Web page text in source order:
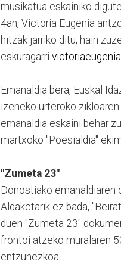
musikatua eskainiko
4an, Victoria Eugenia
hitzak jarriko ditu, hain
eskuragarri
Emanaldia bera, Euskal
izeneko urteroko
emanaldia eskaini behar
martxoko "Poesialdia"
"Zumeta 23"
Donostiako emanaldiaren
Aldaketarik ez bada,
duen "Zumeta 23"
frontoi atzeko muralaren
entzunezkoa.